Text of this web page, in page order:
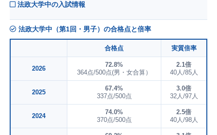
法政大学中の入試情報
法政大学中（第1回・男子）の合格点と倍率
合格点 実質倍率
2026
72.8%
364点/500点(男・女合算）
2.1倍
40人/85人
2025
67.4%
337点/500点
3.0倍
32人/97人
2024
74.0%
370点/500点
2.5倍
40人/98人